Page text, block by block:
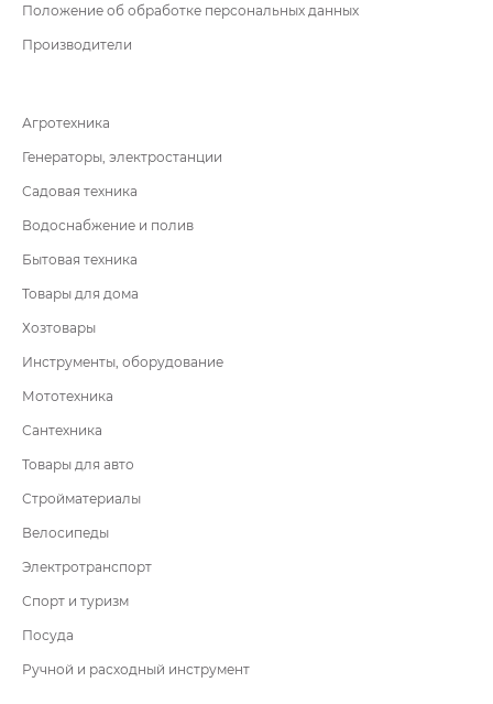
Положение об обработке персональных данных
Производители
Агротехника
Генераторы, электростанции
Садовая техника
Водоснабжение и полив
Бытовая техника
Товары для дома
Хозтовары
Инструменты, оборудование
Мототехника
Сантехника
Товары для авто
Стройматериалы
Велосипеды
Электротранспорт
Спорт и туризм
Посуда
Ручной и расходный инструмент